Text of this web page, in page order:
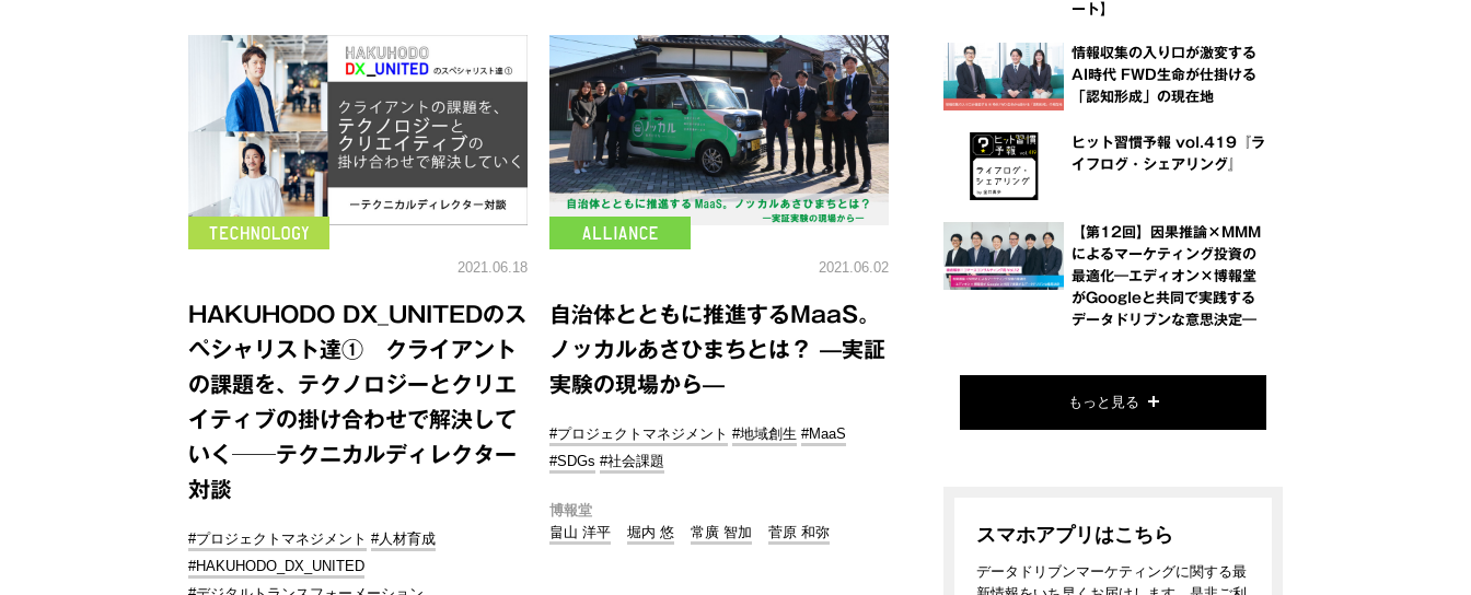
2021.06.18
HAKUHODO DX_UNITEDのス
ペシャリスト達① クライアント
の課題を、テクノロジーとクリエ
イティブの掛け合わせで解決して
いく──テクニカルディレクター
対談
#プロジェクトマネジメント #人材育成
#HAKUHODO_DX_UNITED
2021.06.02
自治体とともに推進するMaaS。
ノッカルあさひまちとは？ —実証
実験の現場から—
#プロジェクトマネジメント #地域創生 #MaaS
#SDGs #社会課題
博報堂
畠山 洋平
堀内 悠 常廣 智加 菅原 和弥
ート】
情報収集の入り口が激変する
AI時代 FWD生命が仕掛ける
「認知形成」の現在地
ヒット習慣予報 vol.419『ラ
イフログ・シェアリング』
【第12回】因果推論×MMM
によるマーケティング投資の
最適化―エディオン×博報堂
がGoogleと共同で実践する
データドリブンな意思決定―
もっと見る
スマホアプリはこちら
データドリブンマーケティングに関する最